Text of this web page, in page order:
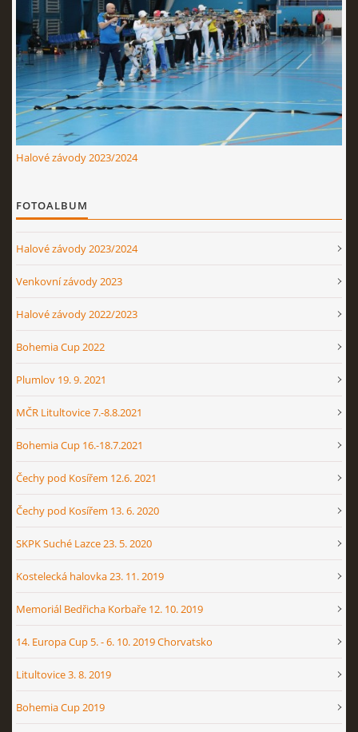
Halové závody 2023/2024
FOTOALBUM
Halové závody 2023/2024
Venkovní závody 2023
Halové závody 2022/2023
Bohemia Cup 2022
Plumlov 19. 9. 2021
MČR Litultovice 7.-8.8.2021
Bohemia Cup 16.-18.7.2021
Čechy pod Kosířem 12.6. 2021
Čechy pod Kosířem 13. 6. 2020
SKPK Suché Lazce 23. 5. 2020
Kostelecká halovka 23. 11. 2019
Memoriál Bedřicha Korbaře 12. 10. 2019
14. Europa Cup 5. - 6. 10. 2019 Chorvatsko
Litultovice 3. 8. 2019
Bohemia Cup 2019